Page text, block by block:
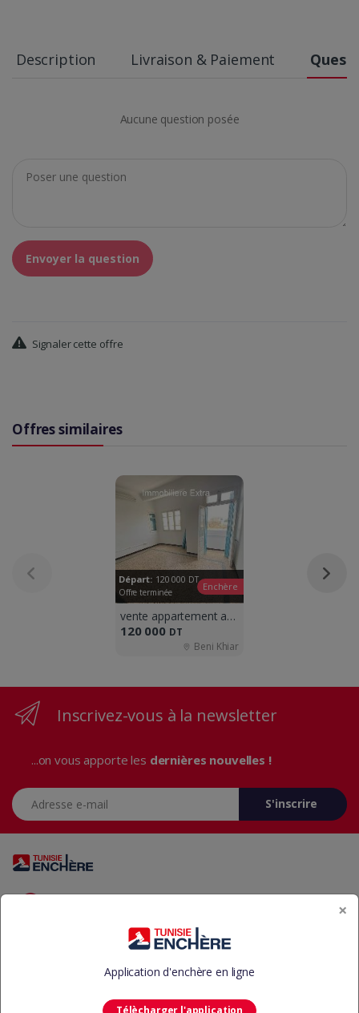
Description Livraison & Paiement
Aucune question posée
Envoyer la question
Signaler cette offre
Offres similaires
Départ: 120 000 DT
Offre terminée
Enchère
vente appartement a beni khiar
120 000 DT
Beni Khiar
Inscrivez-vous à la newsletter
...on vous apporte les dernières nouvelles !
Adresse e-mail
S'inscrire
Vous avez des questions? Appelez-nous 24/7!
×
Application d'enchère en ligne
Télècharger l'application